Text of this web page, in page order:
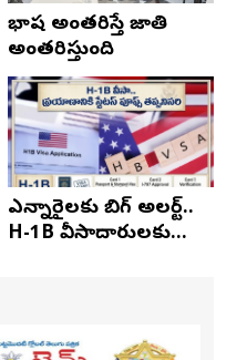
భాష అంతరిస్తే జాతి
అంతరిస్తుంది
ఎన్నారైలకు బిగ్ అలర్ట్..
H-1B వీసాదారులకు